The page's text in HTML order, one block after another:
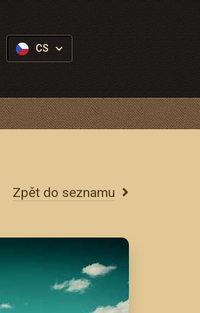
CS
Zpět do seznamu